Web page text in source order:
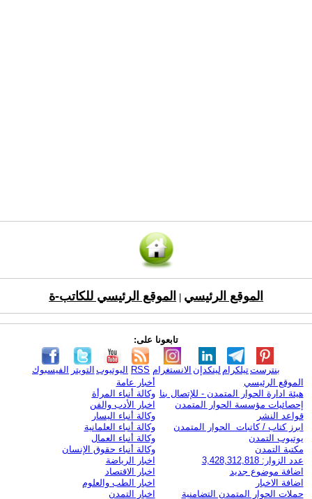
الموقع الرئيسي الموقع الرئيسي للكاتب-ة
تابعونا على:
الفيسبوك التويتر اليوتيوب RSS الانستغرام لينكدإن تيلكرامبنترست
الموقع الرئيسي
هيئة ادارة الحوار المتمدن - للإتصال بنا
إحصائيات مؤسسة الحوار المتمدن
قواعد النشر
ابرز كتاب / كاتبات الحوار المتمدن
يوتيوب التمدن
مكتبة التمدن
عدد الزوار: 3,428,312,818
اضافة موضوع جديد
اضافة الاخبار
حملات الحوار المتمدن التضامنية
أخبار عامة
وكالة أنباء المرأة
اخبار الأدب والفن
وكالة أنباء اليسار
وكالة أنباء العلمانية
وكالة أنباء العمال
وكالة أنباء حقوق الإنسان
اخبار الرياضة
اخبار الاقتصاد
اخبار الطب والعلوم
اخبار التمدن